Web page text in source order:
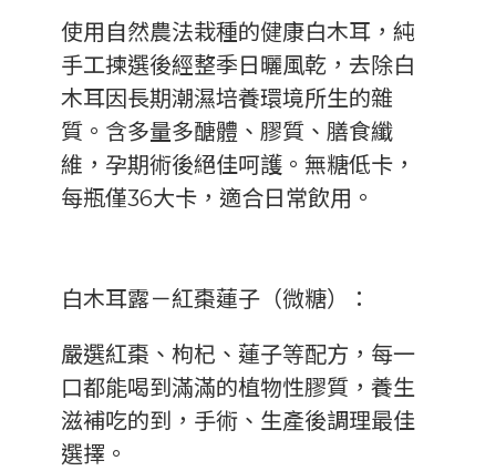
使用自然農法栽種的健康白木耳，純
手工揀選後經整季日曬風乾，去除白
木耳因長期潮濕培養環境所生的雜
質。含多量多醣體、膠質、膳食纖
維，孕期術後絕佳呵護。無糖低卡，
每瓶僅36大卡，適合日常飲用。
白木耳露－紅棗蓮子（微糖）：
嚴選紅棗、枸杞、蓮子等配方，每一
口都能喝到滿滿的植物性膠質，養生
滋補吃的到，手術、生產後調理最佳
選擇。